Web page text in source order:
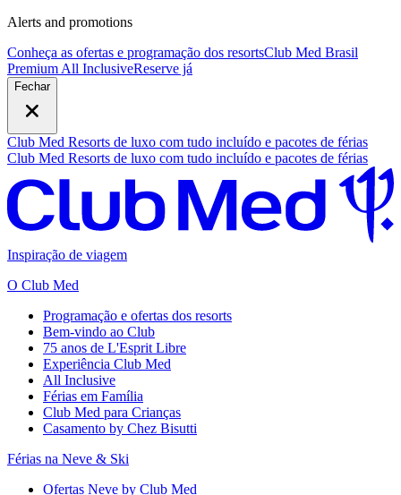
Alerts and promotions
Conheça as ofertas e programação dos resortsClub Med Brasil
Premium All InclusiveReserve já
Fechar
Club Med Resorts de luxo com tudo incluído e pacotes de férias
Club Med Resorts de luxo com tudo incluído e pacotes de férias
Inspiração de viagem
O Club Med
Programação e ofertas dos resorts
Bem-vindo ao Club
75 anos de L'Esprit Libre
Experiência Club Med
All Inclusive
Férias em Família
Club Med para Crianças
Casamento by Chez Bisutti
Férias na Neve & Ski
Ofertas Neve by Club Med